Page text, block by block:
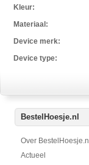
Kleur:
Materiaal:
Device merk:
Device type:
BestelHoesje.nl
Over BestelHoesje.nl
Actueel